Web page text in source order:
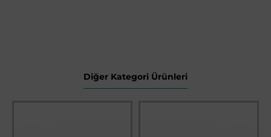
Diğer Kategori Ürünleri